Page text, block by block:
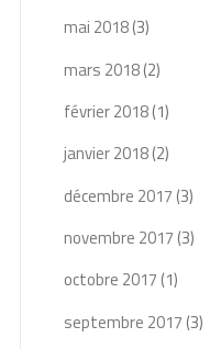
mai 2018(3)
mars 2018(2)
février 2018(1)
janvier 2018(2)
décembre 2017 (3)
novembre 2017 (3)
octobre 2017 (1)
septembre 2017 (3)